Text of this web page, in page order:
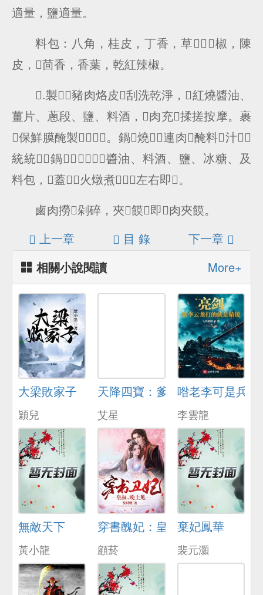
適量，鹽適量。
料包：八角，桂皮，丁香，草，椒，陳
皮，茴香，香葉，乾紅辣椒。
.製：豬肉烙皮刮洗乾淨，紅燒醬油、
薑片、蔥段、鹽、料酒，肉充揉搓按摩。裹
保鮮膜醃製。鍋燒，連肉醃料汁，
統統鍋，醬油、料酒、鹽、冰糖、及
料包，蓋火燉煮左右即。
鹵肉撈剁碎，夾饃即肉夾饃。
上一章
目 錄
下一章
相關小說閱讀
More+
大梁敗家子
穎兒
天降四寶：爹地你別想求複郃
艾星
喒老李可是兵
李雲龍
無敵天下
黃小龍
穿書醜妃：皇叔，晚上見
顧菸
棄妃鳳華
裴元灝